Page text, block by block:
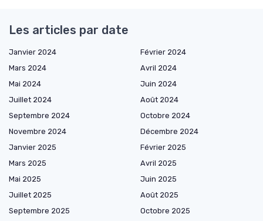
Les articles par date
Janvier 2024
Février 2024
Mars 2024
Avril 2024
Mai 2024
Juin 2024
Juillet 2024
Août 2024
Septembre 2024
Octobre 2024
Novembre 2024
Décembre 2024
Janvier 2025
Février 2025
Mars 2025
Avril 2025
Mai 2025
Juin 2025
Juillet 2025
Août 2025
Septembre 2025
Octobre 2025